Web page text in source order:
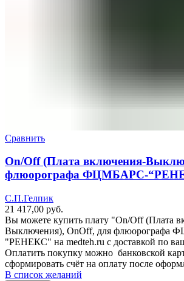
Сравнить
On/Off (Плата включения-
флюорографа ФЦМБАРС-
С.П.Гелпик
21 417,00 руб.
Вы можете купить плату "On/Off (Плата
Выключения), OnOff, для флюорографа
"РЕНЕКС" на medteh.ru с доставкой по
Оплатить покупку можно банковской
сформировать счёт на оплату после
В список желаний